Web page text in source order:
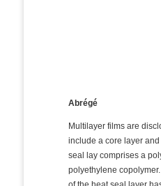
Abrégé
Multilayer films are
include a core layer
seal lay comprises a
polyethylene